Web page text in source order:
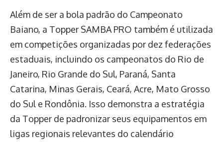
Além de ser a bola padrão do Campeonato
Baiano, a Topper SAMBA PRO também é utilizada
em competições organizadas por dez federações
estaduais, incluindo os campeonatos do Rio de
Janeiro, Rio Grande do Sul, Paraná, Santa
Catarina, Minas Gerais, Ceará, Acre, Mato Grosso
do Sul e Rondônia. Isso demonstra a estratégia
da Topper de padronizar seus equipamentos em
ligas regionais relevantes do calendário